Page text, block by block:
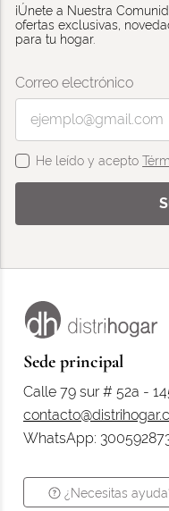
¡Únete a Nuestra
ofertas exclusivas,
para tu hogar.
Correo electrónico
He leído y acepto
Sede principal
Calle 79 sur # 52a -
WhatsApp:
¿Necesitas